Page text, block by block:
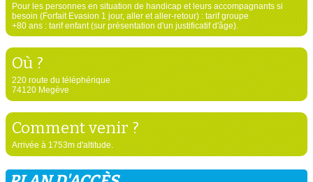
Pour les personnes en situation de handicap et leurs accompagnants si
besoin (Forfait Evasion 1 jour, aller et aller-retour) : tarif groupe
+80 ans : tarif enfant (sur présentation d'un justificatif d'âge).
Où ?
220 route du téléphérique
74120 Megève
Comment venir ?
Arrivée à 1753m d'altitude.